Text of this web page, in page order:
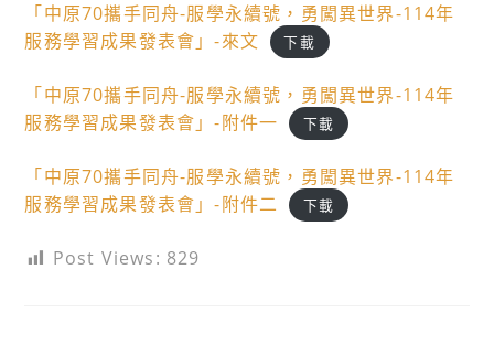
「中原70攜手同舟-服學永續號，勇闖異世界-114年
服務學習成果發表會」-來文
下載
「中原70攜手同舟-服學永續號，勇闖異世界-114年
服務學習成果發表會」-附件一
下載
「中原70攜手同舟-服學永續號，勇闖異世界-114年
服務學習成果發表會」-附件二
下載
Post Views: 829